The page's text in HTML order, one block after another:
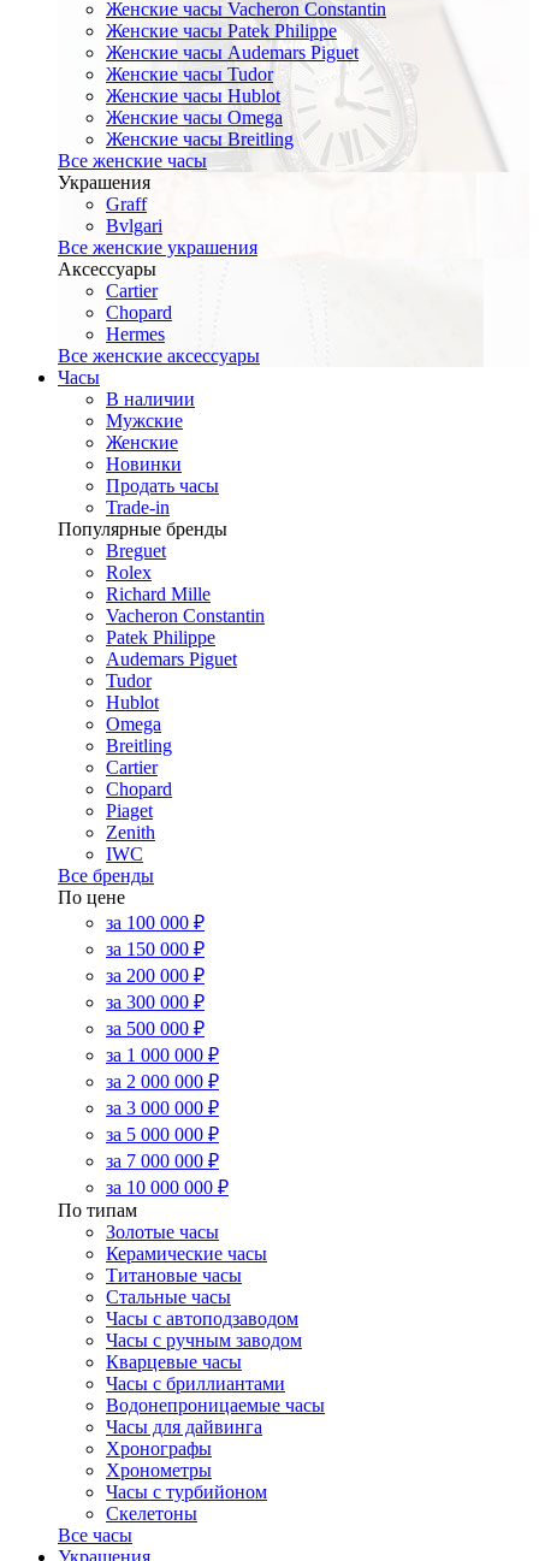
Женские часы Vacheron Constantin
Женские часы Patek Philippe
Женские часы Audemars Piguet
Женские часы Tudor
Женские часы Hublot
Женские часы Omega
Женские часы Breitling
Все женские часы
Украшения
Graff
Bvlgari
Все женские украшения
Аксессуары
Cartier
Chopard
Hermes
Все женские аксессуары
Часы
В наличии
Мужские
Женские
Новинки
Продать часы
Trade-in
Популярные бренды
Breguet
Rolex
Richard Mille
Vacheron Constantin
Patek Philippe
Audemars Piguet
Tudor
Hublot
Omega
Breitling
Cartier
Chopard
Piaget
Zenith
IWC
Все бренды
По цене
за 100 000 ₽
за 150 000 ₽
за 200 000 ₽
за 300 000 ₽
за 500 000 ₽
за 1 000 000 ₽
за 2 000 000 ₽
за 3 000 000 ₽
за 5 000 000 ₽
за 7 000 000 ₽
за 10 000 000 ₽
По типам
Золотые часы
Керамические часы
Титановые часы
Стальные часы
Часы с автоподзаводом
Часы с ручным заводом
Кварцевые часы
Часы с бриллиантами
Водонепроницаемые часы
Часы для дайвинга
Хронографы
Хронометры
Часы с турбийоном
Скелетоны
Все часы